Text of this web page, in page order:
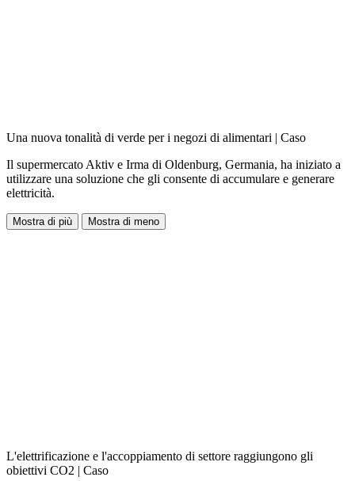
Una nuova tonalità di verde per i negozi di alimentari | Caso
Il supermercato Aktiv e Irma di Oldenburg, Germania, ha iniziato a
utilizzare una soluzione che gli consente di accumulare e generare
elettricità.
Mostra di più Mostra di meno
L'elettrificazione e l'accoppiamento di settore raggiungono gli
obiettivi CO2 | Caso